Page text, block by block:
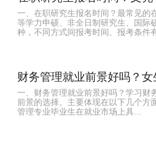
一、在职研究生报名时间？最常见的
等学力申硕、非全日制研究生、国际
种，不同方式间报考时间、报考条件有
财务管理就业前景好吗？女
一、财务管理就业前景好吗？学习财
前景的选择。主要体现在以下几个方
管理专业毕业生在就业市场上具...